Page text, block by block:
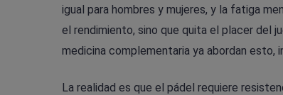
igual para hombres y mujeres, y la fatiga
el rendimiento, sino que quita el placer del
medicina complementaria ya abordan esto,
La realidad es que el pádel requiere